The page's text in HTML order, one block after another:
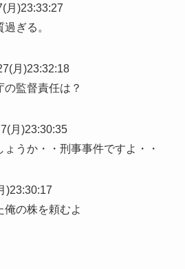
月)23:33:27
ぎる。
月)23:32:18
監督責任は？
月)23:30:35
うか・・刑事事件ですよ・・
)23:30:17
俺の株を頼むよ